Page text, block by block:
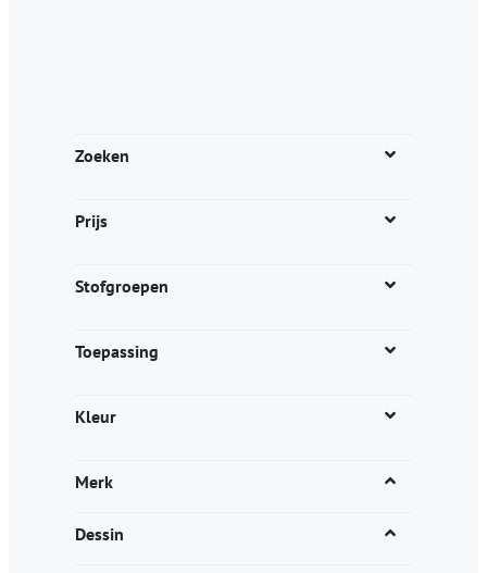
Zoeken
Prijs
Stofgroepen
Toepassing
Kleur
Merk
Dessin
kan
op
productpagina